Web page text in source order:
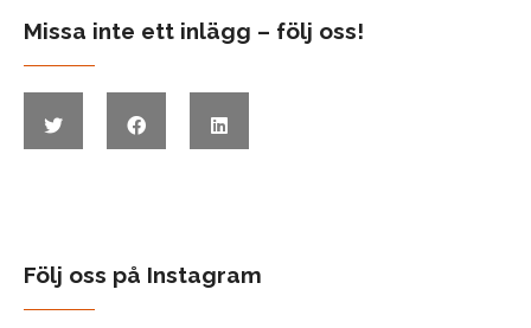
Missa inte ett inlägg – följ oss!
Följ oss på Instagram